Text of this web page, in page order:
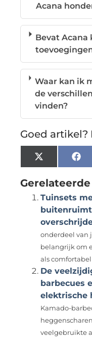
Acana
Bevat
Waar kan ik
de
vinden?
Goed
X
(Twitter)
Tuinsets
onderdeel van
belangrijk om
als comfortabel
De
barbecues
elektrische
Kamado-
veelgebruikte